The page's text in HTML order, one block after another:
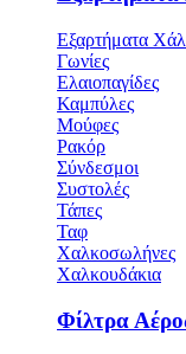
Εξαρτήματα
Γωνίες
Ελαιοπαγίδες
Καμπύλες
Μούφες
Ρακόρ
Σύνδεσμοι
Συστολές
Τάπες
Ταφ
Χαλκοσωλήνες
Χαλκουδάκια
Φίλτρα